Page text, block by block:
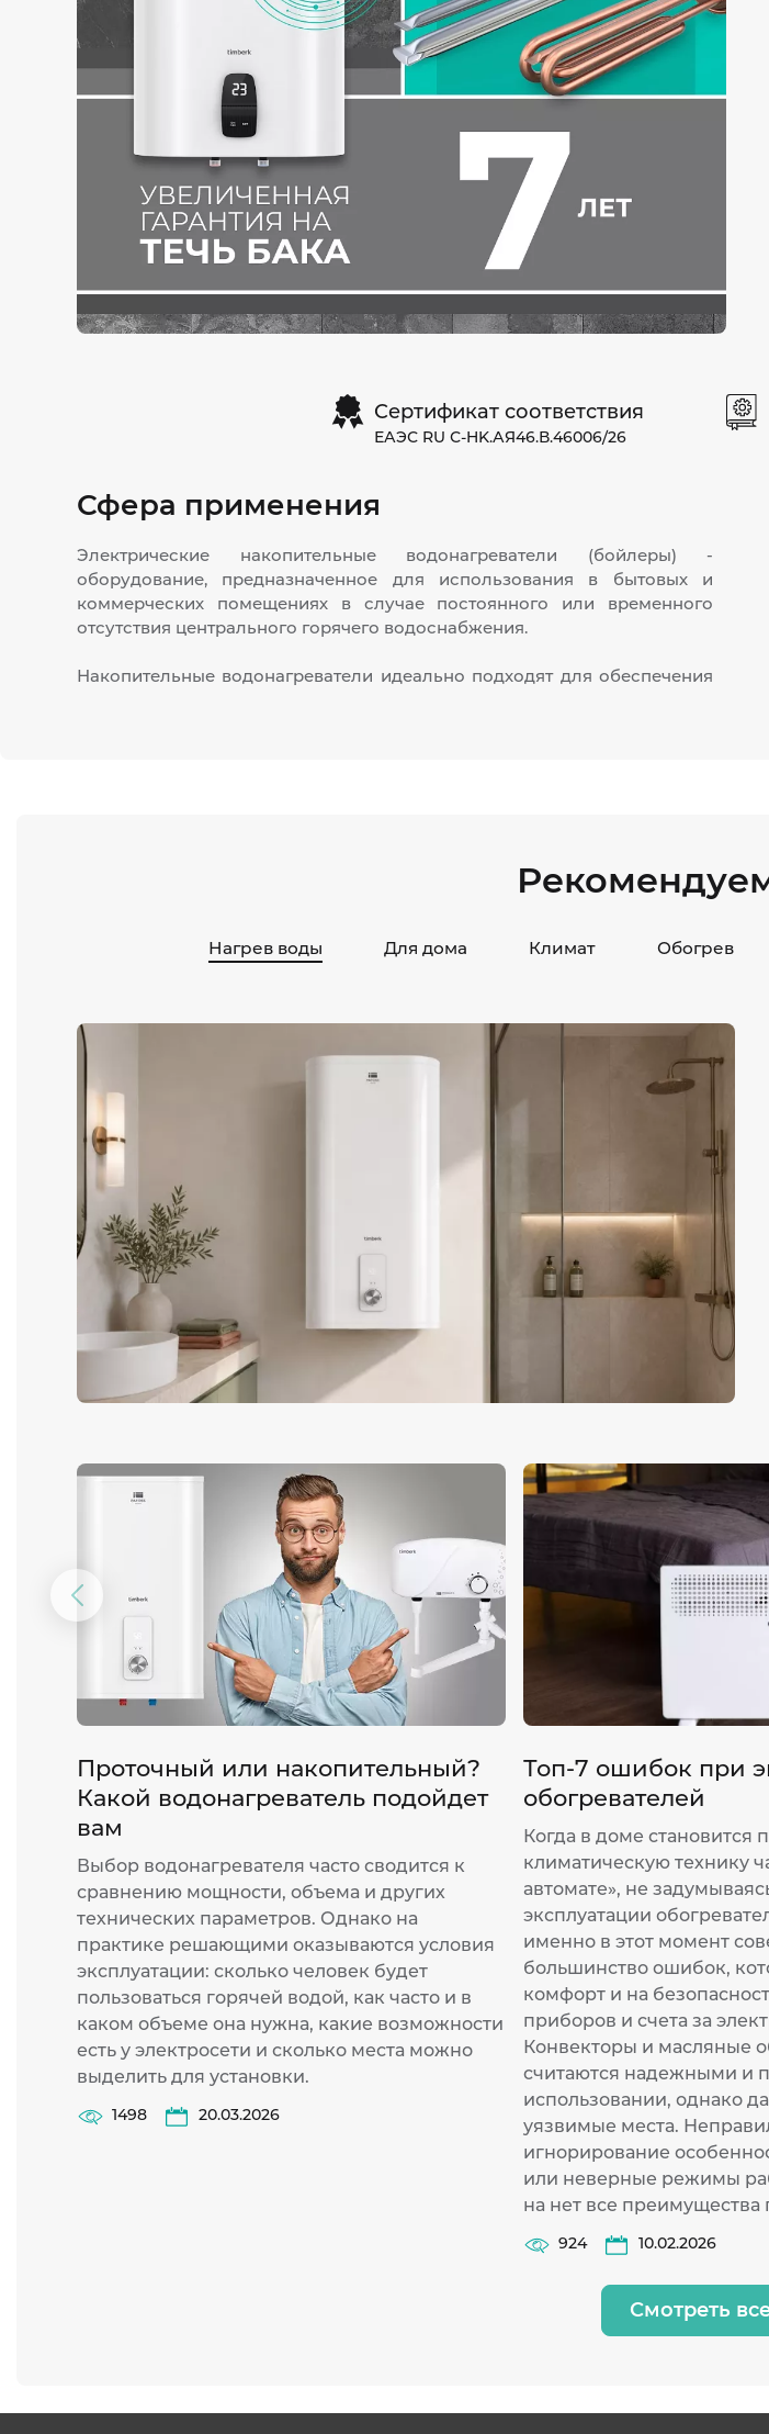
Сертификат соответствия
ЕАЭС RU С-HK.АЯ46.В.46006/26
Сфера применения
Электрические накопительные водонагреватели (бойлеры) -
оборудование, предназначенное для использования в бытовых и
коммерческих помещениях в случае постоянного или временного
отсутствия центрального горячего водоснабжения.
Накопительные водонагреватели идеально подходят для обеспечения
Нагрев воды Для дома Климат Обогрев
Предыдущий
Проточный или накопительный?
Какой водонагреватель подойдет
вам
Выбор водонагревателя часто сводится к
сравнению мощности, объема и других
технических параметров. Однако на
практике решающими оказываются условия
эксплуатации: сколько человек будет
пользоваться горячей водой, как часто и в
каком объеме она нужна, какие возможности
есть у электросети и сколько места можно
выделить для установки.
1498 20.03.2026
Топ-7 ошибок при
обогревателей
Когда в доме становится
климатическую технику
автомате», не
эксплуатации
именно в этот момент
большинство ошибок,
комфорт и на
приборов и счета за
Конвекторы и масляные
считаются надежными и
использовании, однако
уязвимые места.
игнорирование
или неверные режимы
на нет все преимущества
924 10.02.2026
Смотреть